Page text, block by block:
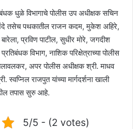
धुळे विभागाचे पोलीस उप अधीक्षक सचिन
तसेच पथकातील राजन कदम, मुकेश अहिरे,
बारेला, प्रविण पाटील, सुधीर मोरे, जगदीश
विभाग, नाशिक परिक्षेत्राच्या पोलीस
अपर पोलीस अधीक्षक श्री. माधव
स्वप्निल राजपुत यांच्या मार्गदर्शना खाली
तपास सुरु आहे.
5/5 - (2 votes)